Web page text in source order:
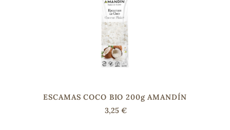
ESCAMAS COCO BIO 200g AMANDÍN
3,25 €